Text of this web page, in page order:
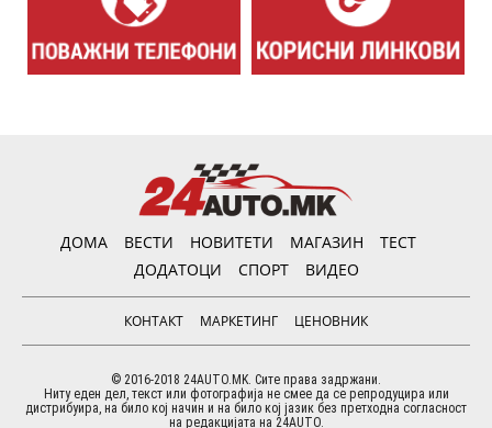
ДОМА ВЕСТИ НОВИТЕТИ МАГАЗИН
ТЕСТ
ДОДАТОЦИ
СПОРТ ВИДЕО
КОНТАКТ МАРКЕТИНГ ЦЕНОВНИК
© 2016-2018 24AUTO.MK. Сите права задржани.
Ниту еден дел, текст или фотографија не смее да се репродуцира или
дистрибуира, на било кој начин и на било кој јазик без претходна согласност
на редакцијата на 24AUTO.